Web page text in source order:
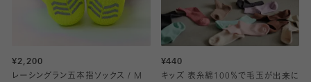
¥2,200
レーシングラン五本指ソックス / M
¥440
キッズ 表糸綿100％で毛玉が出来に